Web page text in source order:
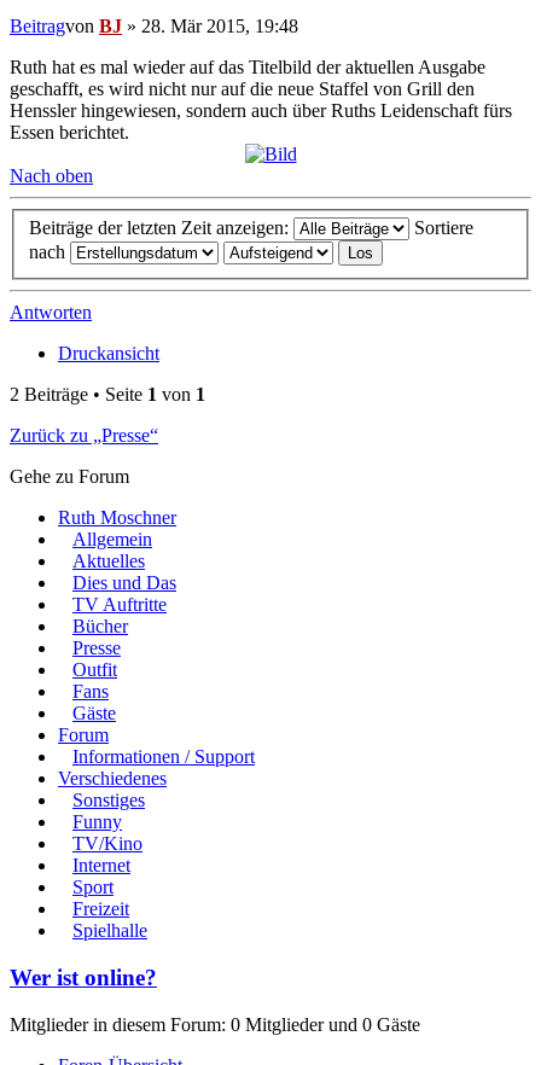
Beitragvon BJ » 28. Mär 2015, 19:48
Ruth hat es mal wieder auf das Titelbild der aktuellen Ausgabe
geschafft, es wird nicht nur auf die neue Staffel von Grill den
Henssler hingewiesen, sondern auch über Ruths Leidenschaft fürs
Essen berichtet.
Nach oben
Beiträge der letzten Zeit anzeigen:
Sortiere
nach
Antworten
Druckansicht
2 Beiträge • Seite 1 von 1
Zurück zu „Presse“
Gehe zu Forum
Ruth Moschner
Allgemein
Aktuelles
Dies und Das
TV Auftritte
Bücher
Presse
Outfit
Fans
Gäste
Forum
Informationen / Support
Verschiedenes
Sonstiges
Funny
TV/Kino
Internet
Sport
Freizeit
Spielhalle
Wer ist online?
Mitglieder in diesem Forum: 0 Mitglieder und 0 Gäste